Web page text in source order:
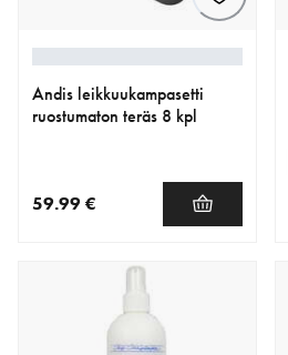
Andis leikkuukampasetti
ruostumaton teräs 8 kpl
59.99 €